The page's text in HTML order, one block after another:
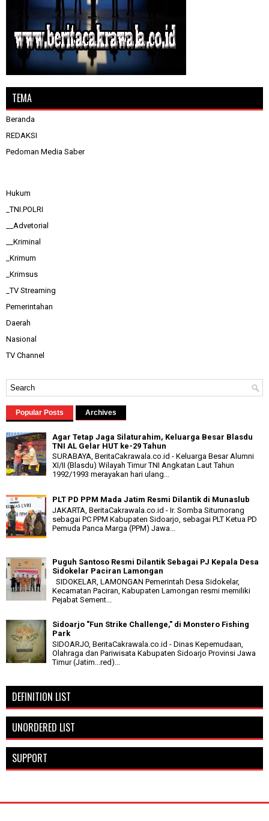
TEMA
Beranda
REDAKSI
Pedoman Media Saber
Hukum
_TNI.POLRI
__Advetorial
__Kriminal
_Krimum
_Krimsus
_TV Streaming
Pemerintahan
Daerah
Nasional
TV Channel
Popular Posts Archives
Agar Tetap Jaga Silaturahim, Keluarga Besar Blasdu
TNI AL Gelar HUT ke-29 Tahun
SURABAYA, BeritaCakrawala.co.id - Keluarga Besar Alumni
XI/II (Blasdu) Wilayah Timur TNI Angkatan Laut Tahun
1992/1993 merayakan hari ulang...
PLT PD PPM Mada Jatim Resmi Dilantik di Munaslub
JAKARTA, BeritaCakrawala.co.id - Ir. Somba Situmorang
sebagai PC PPM Kabupaten Sidoarjo, sebagai PLT Ketua PD
Pemuda Panca Marga (PPM) Jawa...
Puguh Santoso Resmi Dilantik Sebagai PJ Kepala Desa
Sidokelar Paciran Lamongan
SIDOKELAR, LAMONGAN Pemerintah Desa Sidokelar,
Kecamatan Paciran, Kabupaten Lamongan resmi memiliki
Pejabat Sement...
Sidoarjo "Fun Strike Challenge," di Monstero Fishing
Park
SIDOARJO, BeritaCakrawala.co.id - Dinas Kepemudaan,
Olahraga dan Pariwisata Kabupaten Sidoarjo Provinsi Jawa
Timur (Jatim...red)...
DEFINITION LIST
UNORDERED LIST
SUPPORT